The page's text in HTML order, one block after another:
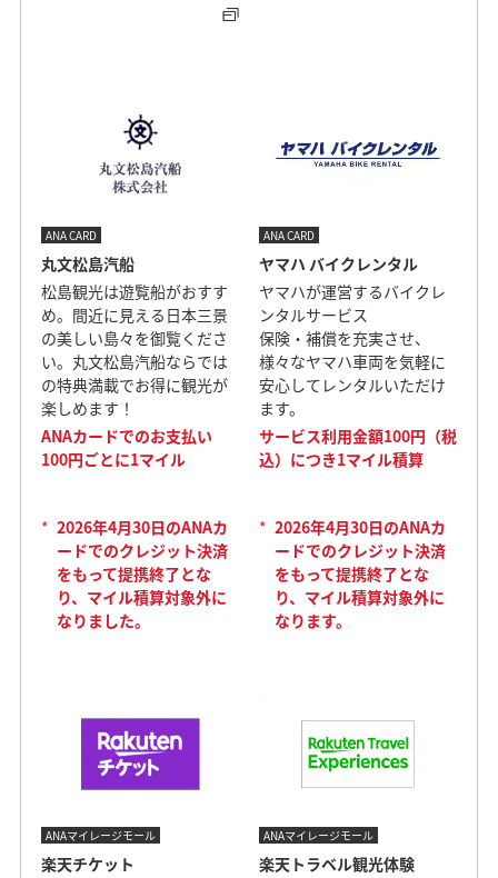
ANA CARD
丸文松島汽船
松島観光は遊覧船がおすす
め。間近に見える日本三景
の美しい島々を御覧くださ
い。丸文松島汽船ならでは
の特典満載でお得に観光が
楽しめます！
ANAカードでのお支払い
100円ごとに1マイル
* 2026年4月30日のANAカ
ードでのクレジット決済
をもって提携終了とな
り、マイル積算対象外に
なりました。
ANA CARD
ヤマハ バイクレンタル
ヤマハが運営するバイクレ
ンタルサービス
保険・補償を充実させ、
様々なヤマハ車両を気軽に
安心してレンタルいただけ
ます。
サービス利用金額100円（税
込）につき1マイル積算
* 2026年4月30日のANAカ
ードでのクレジット決済
をもって提携終了とな
り、マイル積算対象外に
なります。
ANAマイレージモール
楽天チケット
ANAマイレージモール
楽天トラベル観光体験